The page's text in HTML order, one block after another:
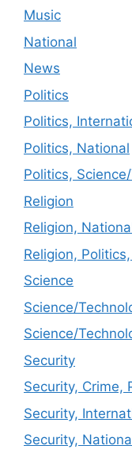
Music
National
News
Politics
Politics,
Politics, National
Politics,
Religion
Religion,
Religion,
Science
Science/
Science/
Security
Security, Crime,
Security,
Security,